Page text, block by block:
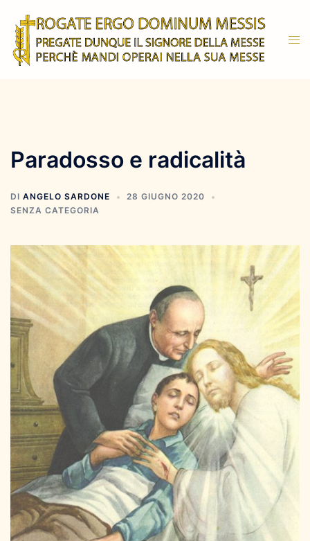
contenuto
Paradosso e radicalità
DI ANGELO SARDONE
28 GIUGNO 2020
SENZA CATEGORIA